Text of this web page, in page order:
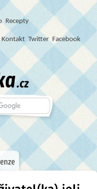
Recepty
Kontakt Twitter Facebook